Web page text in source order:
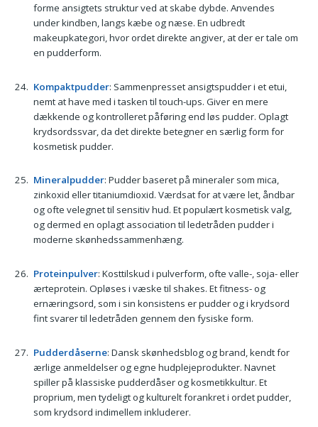
forme ansigtets struktur ved at skabe dybde. Anvendes
under kindben, langs kæbe og næse. En udbredt
makeupkategori, hvor ordet direkte angiver, at der er tale om
en pudderform.
Kompaktpudder: Sammenpresset ansigtspudder i et etui,
nemt at have med i tasken til touch-ups. Giver en mere
dækkende og kontrolleret påføring end løs pudder. Oplagt
krydsordssvar, da det direkte betegner en særlig form for
kosmetisk pudder.
Mineralpudder: Pudder baseret på mineraler som mica,
zinkoxid eller titaniumdioxid. Værdsat for at være let, åndbar
og ofte velegnet til sensitiv hud. Et populært kosmetisk valg,
og dermed en oplagt association til ledetråden pudder i
moderne skønhedssammenhæng.
Proteinpulver: Kosttilskud i pulverform, ofte valle-, soja- eller
ærteprotein. Opløses i væske til shakes. Et fitness- og
ernæringsord, som i sin konsistens er pudder og i krydsord
fint svarer til ledetråden gennem den fysiske form.
Pudderdåserne: Dansk skønhedsblog og brand, kendt for
ærlige anmeldelser og egne hudplejeprodukter. Navnet
spiller på klassiske pudderdåser og kosmetikkultur. Et
proprium, men tydeligt og kulturelt forankret i ordet pudder,
som krydsord indimellem inkluderer.